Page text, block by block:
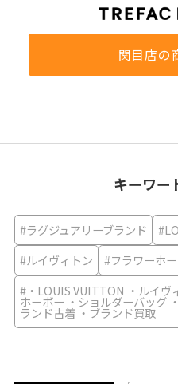
関目店の
キーワー
#ラグジュアリーブランド
#ルイヴィトン
#フラワーホ
#・LOUIS VUITTON ・ルイヴ
ホーボー ・ショルダーバッグ
ランド古着 ・ブランド買取